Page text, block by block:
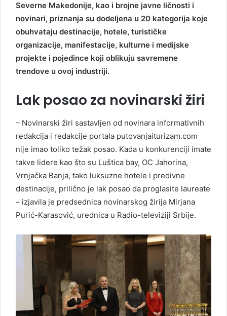
Severne Makedonije, kao i brojne javne ličnosti i
novinari, priznanja su dodeljena u 20 kategorija koje
obuhvataju destinacije, hotele, turističke
organizacije, manifestacije, kulturne i medijske
projekte i pojedince koji oblikuju savremene
trendove u ovoj industriji.
Lak posao za novinarski žiri
– Novinarski žiri sastavljen od novinara informativnih
redakcija i redakcije portala putovanjaiturizam.com
nije imao toliko težak posao. Kada u konkurenciji imate
takve lidere kao što su Luštica bay, OC Jahorina,
Vrnjačka Banja, tako luksuzne hotele i predivne
destinacije, prilično je lak posao da proglasite laureate
– izjavila je predsednica novinarskog žirija Mirjana
Purić-Karasović, urednica u Radio-televiziji Srbije.